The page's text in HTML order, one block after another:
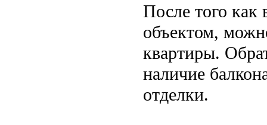
После того как
объектом,
квартиры.
наличие
отделки.